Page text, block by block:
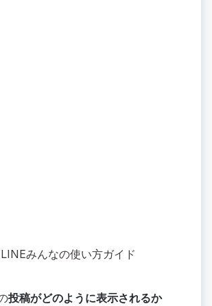
みんなの使い方ガイド
投稿がどのように表示されるか